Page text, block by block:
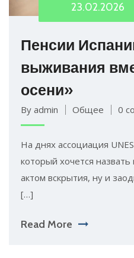
23.02.2026
Пенсии
выживания
осени»
By admin Общее 0
На днях ассоциация
который хочется
актом вскрытия, ну и
[…]
Read More